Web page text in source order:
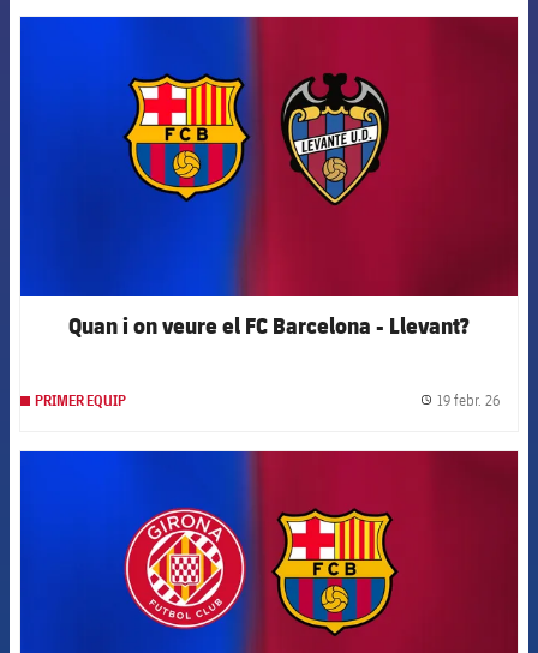
Quan i on veure el FC Barcelona - Llevant?
PRIMER EQUIP 19 febr. 26